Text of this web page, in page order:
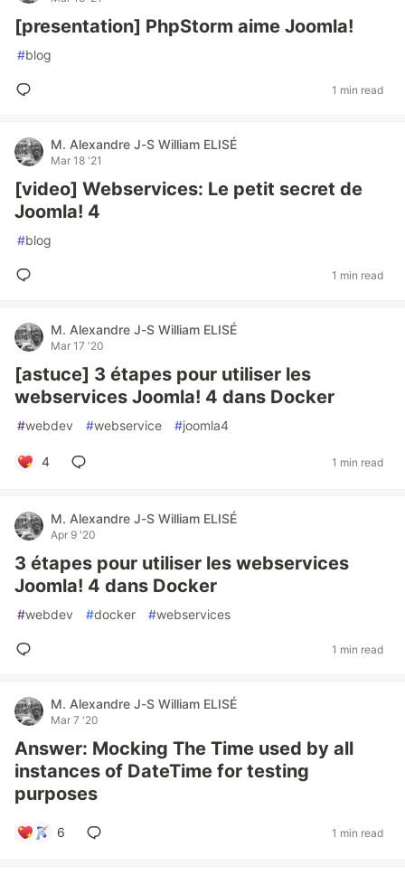
[presentation] PhpStorm aime Joomla!
#blog
1 min read
M. Alexandre J-S William ELISÉ
Mar 18 '21
[video] Webservices: Le petit secret de
Joomla! 4
#blog
1 min read
M. Alexandre J-S William ELISÉ
Mar 17 '20
[astuce] 3 étapes pour utiliser les
webservices Joomla! 4 dans Docker
#webdev #webservice #joomla4
4 1 min read
M. Alexandre J-S William ELISÉ
Apr 9 '20
3 étapes pour utiliser les webservices
Joomla! 4 dans Docker
#webdev #docker #webservices
1 min read
M. Alexandre J-S William ELISÉ
Mar 7 '20
Answer: Mocking The Time used by all
instances of DateTime for testing
purposes
6 1 min read